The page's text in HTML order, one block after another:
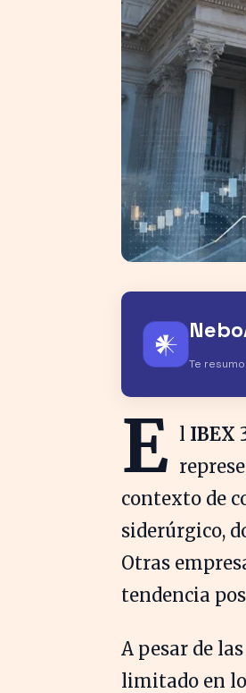
𒀭
Te
E l IBEX
contexto de
siderúrgico,
Otras
tendencia
A pesar de
limitado en